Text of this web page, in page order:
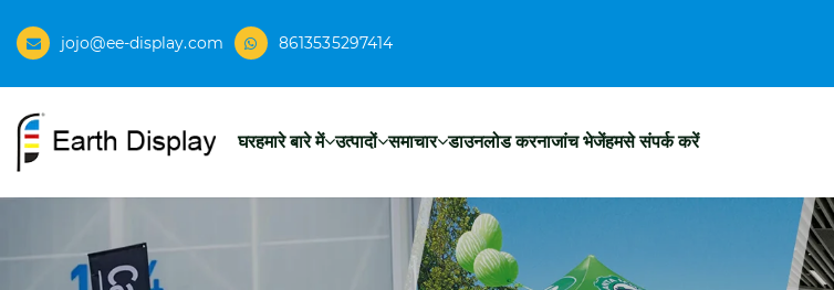
jojo@ee-display.com 8613535297414
घरहमारे बारे में उत्पादों समाचार डाउनलोड करनाजांच भेजेंहमसे संपर्क करें